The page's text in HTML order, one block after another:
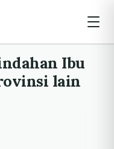
Ibu
lain